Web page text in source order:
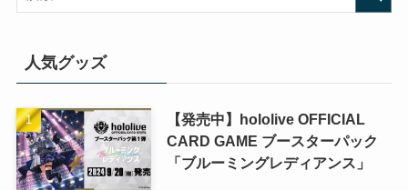
人気グッズ
【発売中】hololive OFFICIAL
CARD GAME ブースターパック
「ブルーミングレディアンス」